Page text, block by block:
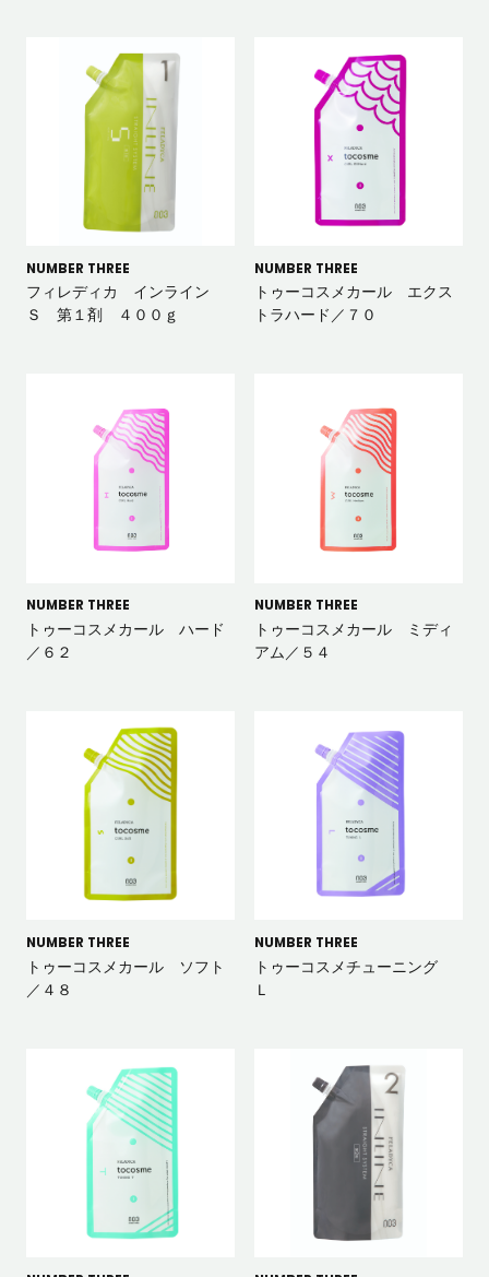
NUMBER THREE
フィレディカ インライン
Ｓ 第１剤 ４００ｇ
NUMBER THREE
トゥーコスメカール エクス
トラハード／７０
NUMBER THREE
トゥーコスメカール ハード
／６２
NUMBER THREE
トゥーコスメカール ミディ
アム／５４
NUMBER THREE
トゥーコスメカール ソフト
／４８
NUMBER THREE
トゥーコスメチューニング
Ｌ